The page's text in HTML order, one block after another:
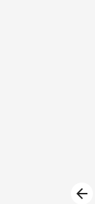
arrow_back